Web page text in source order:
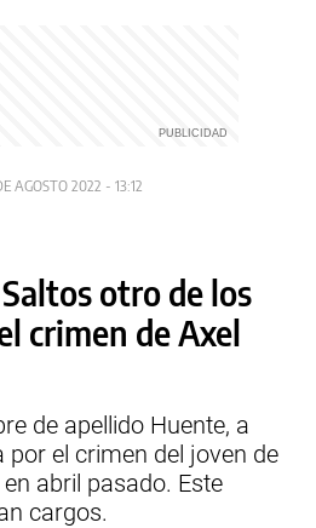
AGOSTO 2022 - 13:12
otro de los
crimen de Axel
de apellido Huente, a
por el crimen del joven de
abril pasado. Este
cargos.